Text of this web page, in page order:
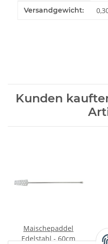
Produkteigenschaft
Wert
Versandgewicht:
Kunden
Maischepaddel
Edelstahl - 60cm